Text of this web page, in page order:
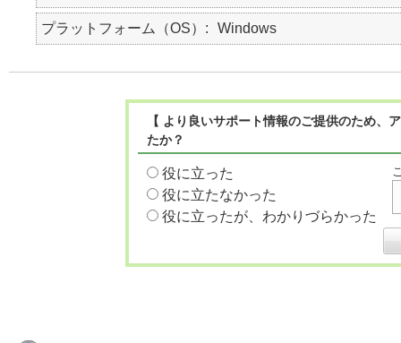
プラットフォーム（OS） Windows
【 より良いサポート情報のご提供のため
たか？
役に立った
役に立たなかった
役に立ったが、わかりづらかった